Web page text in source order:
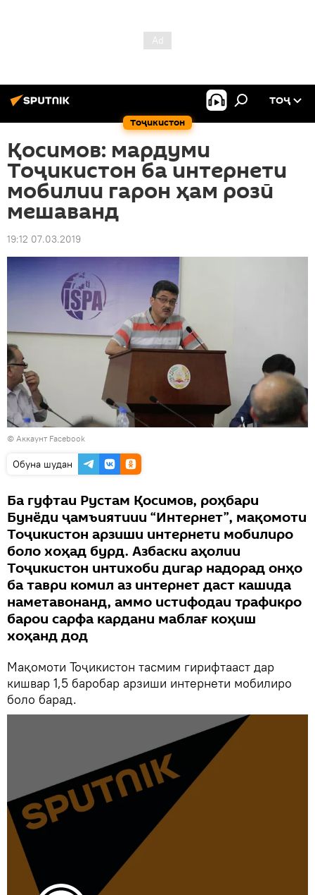
Тоҷикистон
ТОҶ
Қосимов: мардуми
Тоҷикистон ба интернети
мобилии гарон ҳам розӣ
мешаванд
19:12 07.03.2019
© Аккаунт Facebook
Обуна шудан
Ба гуфтаи Рустам Қосимов, роҳбари
Бунёди ҷамъиятиии “Интернет”, мақомоти
Тоҷикистон арзиши интернети мобилиро
боло хоҳад бурд. Азбаски аҳолии
Тоҷикистон интихоби дигар надорад онҳо
ба таври комил аз интернет даст кашида
наметавонанд, аммо истифодаи трафикро
барои сарфа кардани маблағ коҳиш
хоҳанд дод
Мақомоти Тоҷикистон тасмим гирифтааст дар
кишвар 1,5 баробар арзиши интернети мобилиро
боло барад.